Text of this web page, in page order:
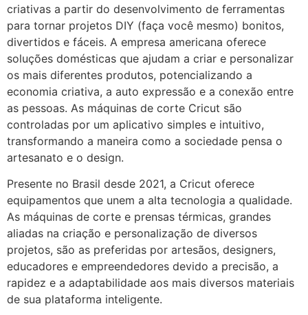
criativas a partir do desenvolvimento de ferramentas
para tornar projetos DIY (faça você mesmo) bonitos,
divertidos e fáceis. A empresa americana oferece
soluções domésticas que ajudam a criar e personalizar
os mais diferentes produtos, potencializando a
economia criativa, a auto expressão e a conexão entre
as pessoas. As máquinas de corte Cricut são
controladas por um aplicativo simples e intuitivo,
transformando a maneira como a sociedade pensa o
artesanato e o design.
Presente no Brasil desde 2021, a Cricut oferece
equipamentos que unem a alta tecnologia a qualidade.
As máquinas de corte e prensas térmicas, grandes
aliadas na criação e personalização de diversos
projetos, são as preferidas por artesãos, designers,
educadores e empreendedores devido a precisão, a
rapidez e a adaptabilidade aos mais diversos materiais
de sua plataforma inteligente.